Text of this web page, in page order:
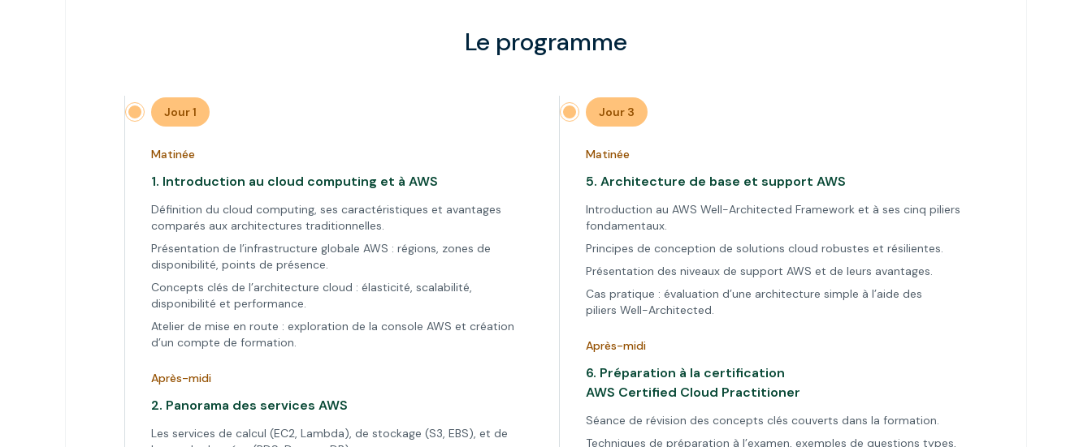
Le programme
Jour 1
Matinée
1. Introduction au cloud computing et à AWS
Définition du cloud computing, ses caractéristiques et avantages
comparés aux architectures traditionnelles.
Présentation de l’infrastructure globale AWS : régions, zones de
disponibilité, points de présence.
Concepts clés de l’architecture cloud : élasticité, scalabilité,
disponibilité et performance.
Atelier de mise en route : exploration de la console AWS et création
d’un compte de formation.
Après-midi
2. Panorama des services AWS
Les services de calcul (EC2, Lambda), de stockage (S3, EBS), et de
Jour 3
Matinée
5. Architecture de base et support AWS
Introduction au AWS Well-Architected Framework et à ses cinq piliers
fondamentaux.
Principes de conception de solutions cloud robustes et résilientes.
Présentation des niveaux de support AWS et de leurs avantages.
Cas pratique : évaluation d’une architecture simple à l’aide des
piliers Well-Architected.
Après-midi
6. Préparation à la certification
AWS Certified Cloud Practitioner
Séance de révision des concepts clés couverts dans la formation.
Techniques de préparation à l’examen, exemples de questions types,